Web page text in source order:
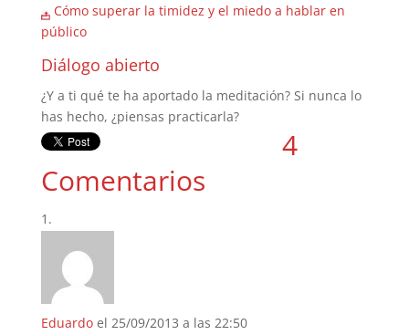
Cómo superar la timidez y el miedo a hablar en
público
Diálogo abierto
¿Y a ti qué te ha aportado la meditación? Si nunca lo
has hecho, ¿piensas practicarla?
4
Comentarios
Eduardo el 25/09/2013 a las 22:50